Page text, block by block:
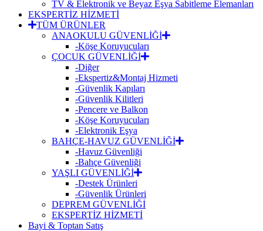
TV & Elektronik ve Beyaz Eşya Sabitleme Elemanları
EKSPERTİZ HİZMETİ
TÜM ÜRÜNLER
ANAOKULU GÜVENLİĞİ
-Köşe Koruyucuları
ÇOCUK GÜVENLİĞİ
-Diğer
-Ekspertiz&Montaj Hizmeti
-Güvenlik Kapıları
-Güvenlik Kilitleri
-Pencere ve Balkon
-Köşe Koruyucuları
-Elektronik Eşya
BAHÇE-HAVUZ GÜVENLİĞİ
-Havuz Güvenliği
-Bahçe Güvenliği
YAŞLI GÜVENLİĞİ
-Destek Ürünleri
-Güvenlik Ürünleri
DEPREM GÜVENLİĞİ
EKSPERTİZ HİZMETİ
Bayi & Toptan Satış